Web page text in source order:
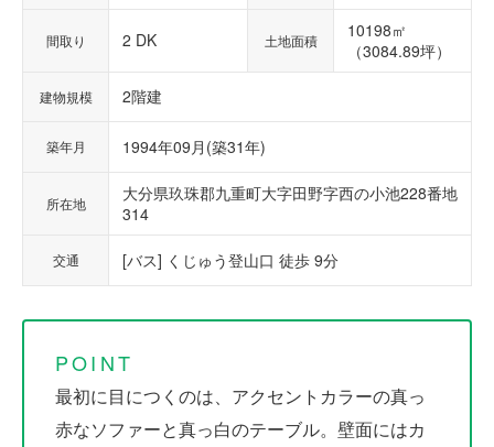
間取り 2 DK 土地面積
10198㎡
（3084.89坪）
建物規模 2階建
築年月 1994年09月(築31年)
所在地
大分県玖珠郡九重町大字田野字西の小池228番地
314
交通 [バス] くじゅう登山口 徒歩 9分
POINT
最初に目につくのは、アクセントカラーの真っ
赤なソファーと真っ白のテーブル。壁面にはカ